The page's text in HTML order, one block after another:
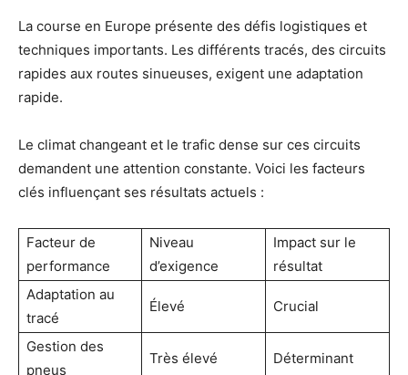
La course en Europe présente des défis logistiques et
techniques importants. Les différents tracés, des circuits
rapides aux routes sinueuses, exigent une adaptation
rapide.
Le climat changeant et le trafic dense sur ces circuits
demandent une attention constante. Voici les facteurs
clés influençant ses résultats actuels :
Facteur de
performance
Niveau
d’exigence
Impact sur le
résultat
Adaptation au
tracé
Élevé Crucial
Gestion des
pneus
Très élevé Déterminant